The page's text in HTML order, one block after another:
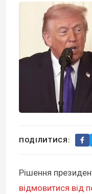
ПОДІЛИТИСЯ:
Рішення
відмовитися від